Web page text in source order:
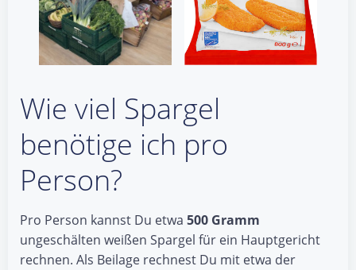
Wie viel Spargel
benötige ich pro
Person?
Pro Person kannst Du etwa 500 Gramm
ungeschälten weißen Spargel für ein Hauptgericht
rechnen. Als Beilage rechnest Du mit etwa der